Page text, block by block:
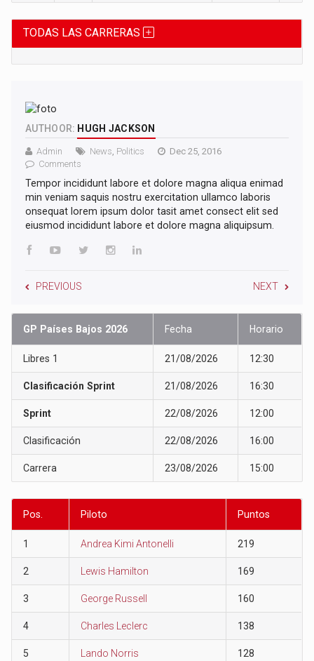
TODAS LAS CARRERAS
AUTHOOR: HUGH JACKSON
Admin News Politics
Dec 25, 2016
Comments
Tempor incididunt labore et dolore magna aliqua enimad
min veniam saquis nostru exercitation ullamco laboris
onsequat lorem ipsum dolor tasit amet consect elit sed
eiusmod incididunt labore et dolore magna aliquipsum.
PREVIOUS NEXT
GP Países Bajos 2026 Fecha Horario
Libres 1 21/08/2026 12:30
Clasificación Sprint 21/08/2026 16:30
Sprint 22/08/2026 12:00
Clasificación 22/08/2026 16:00
Carrera 23/08/2026 15:00
Pos. Piloto Puntos
1 Andrea Kimi Antonelli 219
2 Lewis Hamilton 169
3 George Russell 160
4 Charles Leclerc 138
5 Lando Norris 128